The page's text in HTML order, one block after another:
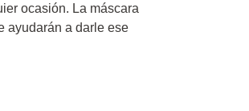
ocasión. La máscara
ayudarán a darle ese